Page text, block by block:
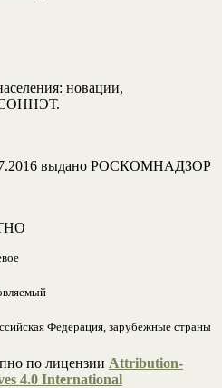
новации,
СОННЭТ.
выдано РОСКОМНАДЗОР
Федерация, зарубежные страны
по лицензии Attribution-
4.0 International